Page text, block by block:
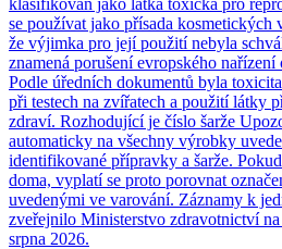
se používat jako přísada
že výjimka pro její použití nebyla
znamená porušení evropského
Podle úředních dokumentů byla
při testech na zvířatech a použití látky
zdraví. Rozhodující je číslo šarže
automaticky na všechny výrobky
identifikované přípravky a šarže.
doma, vyplatí se proto porovnat
uvedenými ve varování. Záznamy k
zveřejnilo Ministerstvo zdravotnictví na
srpna 2026.